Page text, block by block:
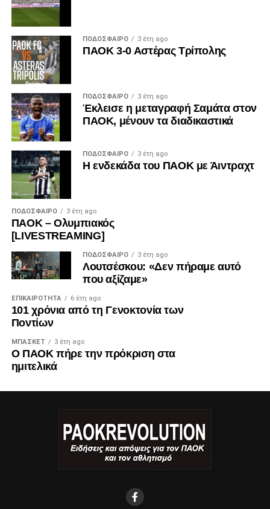
ΠΟΔΌΣΦΑΙΡΟ 3 έτη ago
ΠΑΟΚ 3-0 Αστέρας Τρίπολης
ΠΟΔΌΣΦΑΙΡΟ 3 έτη ago
Έκλεισε η μεταγραφή Σαμάτα στον
ΠΑΟΚ, μένουν τα διαδικαστικά
ΠΟΔΌΣΦΑΙΡΟ 3 έτη ago
Η ενδεκάδα του ΠΑΟΚ με Άιντραχτ
ΠΟΔΌΣΦΑΙΡΟ 3 έτη ago
ΠΑΟΚ – Ολυμπιακός
[LIVESTREAMING]
ΠΟΔΌΣΦΑΙΡΟ 3 έτη ago
Λουτσέσκου: «Δεν πήραμε αυτό
που αξίζαμε»
ΕΠΙΚΑΙΡΌΤΗΤΑ 6 έτη ago
101 χρόνια από τη Γενοκτονία των
Ποντίων
ΜΠΆΣΚΕΤ 3 έτη ago
Ο ΠΑΟΚ πήρε την πρόκριση στα
ημιτελικά